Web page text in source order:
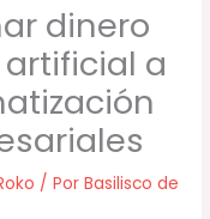
dinero
a
/ PorBasilisco de